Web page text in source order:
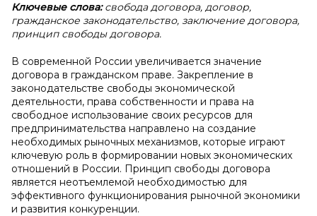
Ключевые слова:свобода договора, договор,
гражданское законодательство, заключение договора,
принцип свободы договора.
В современной России увеличивается значение
договора в гражданском праве. Закрепление в
законодательстве свободы экономической
деятельности, права собственности и права на
свободное использование своих ресурсов для
предпринимательства направлено на создание
необходимых рыночных механизмов, которые играют
ключевую роль в формировании новых экономических
отношений в России. Принцип свободы договора
является неотъемлемой необходимостью для
эффективного функционирования рыночной экономики
и развития конкуренции.